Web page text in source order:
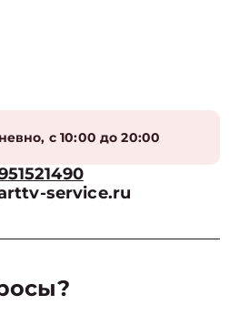
с 10:00 до 20:00
service.ru